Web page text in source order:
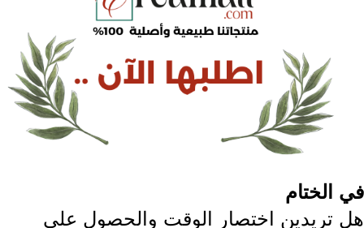
في الختام
هل تريدين اختصار الوقت والحصول على